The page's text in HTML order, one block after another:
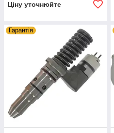
Ціну уточнюйте
Гарантія